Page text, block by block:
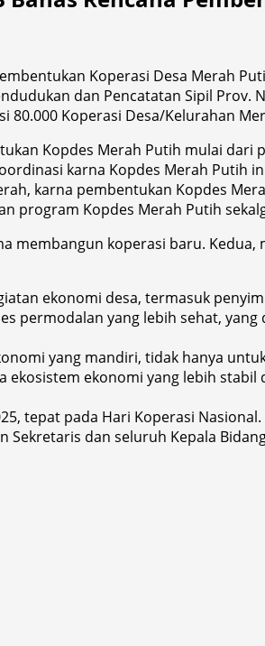
Koperasi Desa Merah
dan Pencatatan Sipil
Koperasi Desa/Kelurahan
Kopdes Merah Putih mulai
karna Kopdes Merah Putih
karna pembentukan Kopdes
program Kopdes Merah Putih
koperasi baru.
ekonomi desa, termasuk
permodalan yang lebih sehat,
yang mandiri, tidak hanya
ekonomi yang lebih
tepat pada Hari Koperasi Nasional.
Sekretaris dan seluruh Kepala